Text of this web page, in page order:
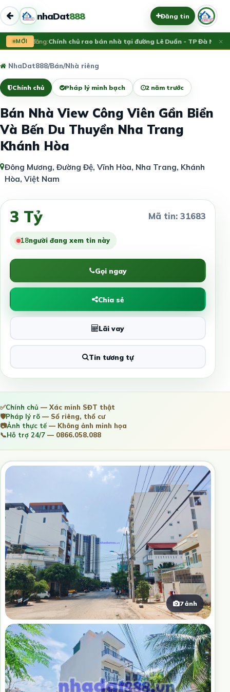
nhaDat888 Đăng tin
MỚI
Vừa đăng:Chính chủ rao bán nhà tại đường Lê Duẩn - TP Đà Nẵng;
×
NhaDat888/Bán/Nhà riêng
Chính chủ Pháp lý minh bạch 2 năm trước
Bán Nhà View Công Viên Gần Biển
Và Bến Du Thuyền Nha Trang
Khánh Hòa
Đông Mương, Đường Đệ, Vĩnh Hòa, Nha Trang, Khánh
Hòa, Việt Nam
3 Tỷ Mã tin: 31683
18người đang xem tin này
Gọi ngay
Chia sẻ
Lãi vay
Tin tương tự
✅Chính chủ — Xác minh SĐT thật
🛡️Pháp lý rõ — Sổ riêng, thổ cư
📷Ảnh thực tế— Không ảnh minh họa
📞Hỗ trợ 24/7 — 0866.058.088
7 ảnh